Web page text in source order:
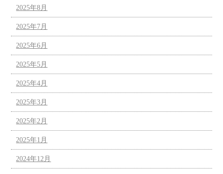
2025年8月
2025年7月
2025年6月
2025年5月
2025年4月
2025年3月
2025年2月
2025年1月
2024年12月